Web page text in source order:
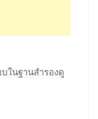
ในฐานสำรองดู